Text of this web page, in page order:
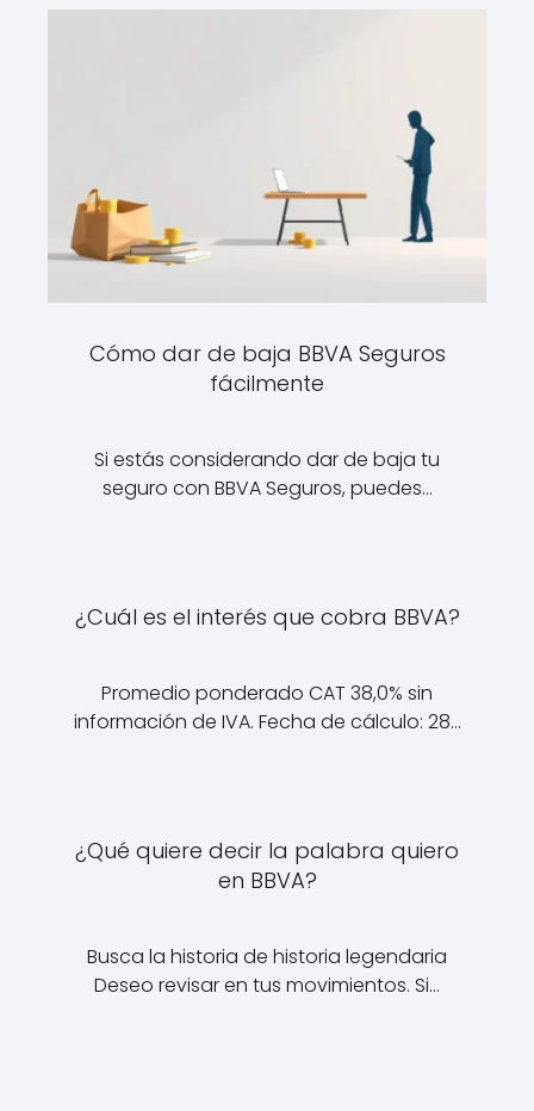
Cómo dar de baja BBVA Seguros
fácilmente
Si estás considerando dar de baja tu
seguro con BBVA Seguros, puedes…
¿Cuál es el interés que cobra BBVA?
Promedio ponderado CAT 38,0% sin
información de IVA. Fecha de cálculo: 28…
¿Qué quiere decir la palabra quiero
en BBVA?
Busca la historia de historia legendaria
Deseo revisar en tus movimientos. Si…